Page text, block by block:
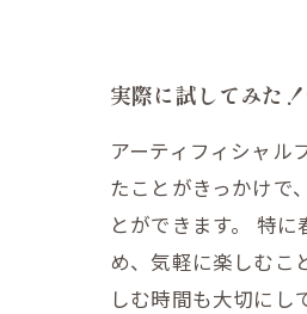
実際に試してみた
アーティフィシャル
たことがきっかけで
とができます。 特
め、気軽に楽しむこ
しむ時間も大切にし